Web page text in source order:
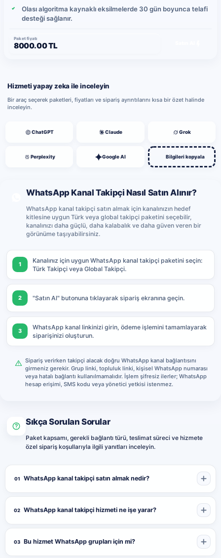
Olası algoritma kaynaklı eksilmelerde 30 gün boyunca telafi
desteği sağlanır.
Paket fiyatı
8000.00 TL
Hizmeti yapay zeka ile inceleyin
Bir araç seçerek paketleri, fiyatları ve sipariş ayrıntılarını kısa bir özet halinde
inceleyin.
ChatGPT Claude Grok
Perplexity Google AI Bilgileri kopyala
WhatsApp Kanal Takipçi Nasıl Satın Alınır?
WhatsApp kanal takipçi satın almak için kanalınızın hedef
kitlesine uygun Türk veya global takipçi paketini seçebilir,
kanalınızı daha güçlü, daha kalabalık ve daha güven veren bir
görünüme taşıyabilirsiniz.
1
Kanalınız için uygun WhatsApp kanal takipçi paketini seçin:
Türk Takipçi veya Global Takipçi.
2 "Satın Al" butonuna tıklayarak sipariş ekranına geçin.
3
WhatsApp kanal linkinizi girin, ödeme işlemini tamamlayarak
siparişinizi oluşturun.
Sipariş verirken takipçi alacak doğru WhatsApp kanal bağlantısını
girmeniz gerekir. Grup linki, topluluk linki, kişisel WhatsApp numarası
veya hatalı bağlantı kullanılmamalıdır. İşlem şifresiz ilerler; WhatsApp
hesap erişimi, SMS kodu veya yönetici yetkisi istenmez.
Sıkça Sorulan Sorular
Paket kapsamı, gerekli bağlantı türü, teslimat süreci ve hizmete
özel sipariş koşullarıyla ilgili yanıtları inceleyin.
01 WhatsApp kanal takipçi satın almak nedir?
02 WhatsApp kanal takipçi hizmeti ne işe yarar?
03 Bu hizmet WhatsApp grupları için mi?